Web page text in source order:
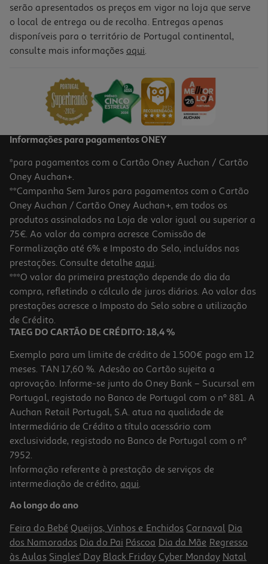
Suplemento Santiveri Cloreto Magnésio 230 Comp
Suplemento Zumub Magnésio 60 Comp
5.49 €/un
5,49 €
Suplemento Forma+ Magn.+ Vit.c + Vit.d 30 Gom.
0.33 €/un
9,99 €
serão apresentados os preços em vigor na loja que serve
o local de entrega ou de recolha. Entregas apenas
disponíveis para o território de Portugal continental,
consulte mais informações aqui.
Informações para pagamentos ONEY
*para pagamentos com o Cartão Oney Auchan / Cartão
Oney Auchan+.
**Campanha Sem Juros para pagamentos com o Cartão
Oney Auchan / Cartão Oney Auchan+, em todos os
produtos assinalados na Loja de valor igual ou superior a
75€. Ao valor da compra acresce Comissão de
Formalização até 6% e Imposto do Selo, incluídos nas
prestações. Consulte detalhe aqui.
***O valor da primeira prestação depende do dia da
compra, refletindo o cálculo de juros diários. Ao valor das
prestações acresce o Imposto do Selo sobre a utilização
de Crédito.
TAEG DO CARTÃO DE CRÉDITO: 18,4 %
Exemplo para um limite de crédito de 1.500€ pago em 12
meses. TAN 17,60 %. Adesão ao Cartão sujeita a
aprovação. Informe-se junto do Oney Bank – Sucursal em
Portugal, registado no Banco de Portugal com o nº 881. A
Auchan Retail Portugal, S.A. atua na qualidade de
Intermediário de Crédito a título acessório com
exclusividade, registado no Banco de Portugal com o nº
7952.
Informação referente à prestação de serviços de
intermediação de crédito, aqui.
Ao longo do ano
Feira do Bebé Queijos, Vinhos e Enchidos Carnaval Dia
dos Namorados Dia do Pai Páscoa Dia da Mãe Regresso
às Aulas Singles' Day Black Friday Cyber Monday Natal